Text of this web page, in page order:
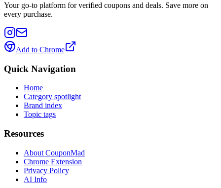
Your go-to platform for verified coupons and deals. Save more on
every purchase.
Add to Chrome
Quick Navigation
Home
Category spotlight
Brand index
Topic tags
Resources
About CouponMad
Chrome Extension
Privacy Policy
AI Info